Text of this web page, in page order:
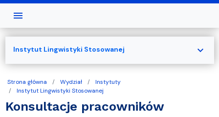
Strona główna Wydział
Instytuty
Instytut Lingwistyki Stosowanej
Konsultacje pracowników
Instytut Lingwistyki Stosowanej expand_more